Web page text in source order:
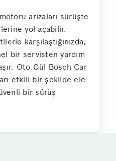
arızaları sürüşte
yol açabilir.
karşılaştığınızda,
bir servisten yardım
Oto Gül Bosch Car
etkili bir şekilde ele
bir sürüş